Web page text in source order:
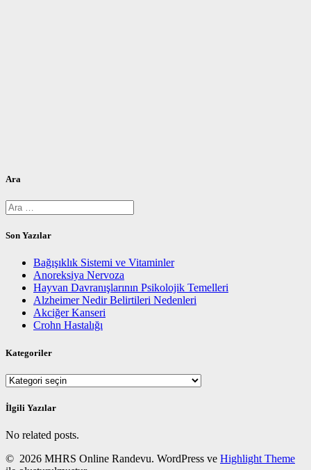
Ara
Arama:
Son Yazılar
Bağışıklık Sistemi ve Vitaminler
Anoreksiya Nervoza
Hayvan Davranışlarının Psikolojik Temelleri
Alzheimer Nedir Belirtileri Nedenleri
Akciğer Kanseri
Crohn Hastalığı
Kategoriler
Kategoriler
İlgili Yazılar
No related posts.
© 2026 MHRS Online Randevu. WordPress ve Highlight Theme